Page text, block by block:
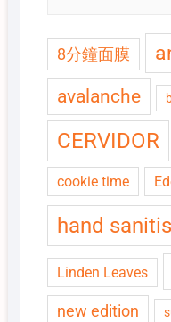
8分鐘面膜
avalanche
CERVIDOR
cookie time
hand
Linden Leaves
new edition